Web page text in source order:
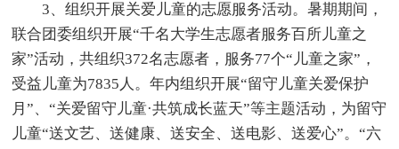
3、组织开展关爱儿童的志愿服务活动。暑期期间，
联合团委组织开展“千名大学生志愿者服务百所儿童之
家”活动，共组织372名志愿者，服务77个“儿童之家”，
受益儿童为7835人。年内组织开展“留守儿童关爱保护
月”、“关爱留守儿童·共筑成长蓝天”等主题活动，为留守
儿童“送文艺、送健康、送安全、送电影、送爱心”。“六